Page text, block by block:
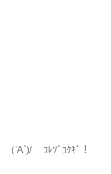
（'A`)/ ｺﾚｿﾞｺｸｷﾞ！